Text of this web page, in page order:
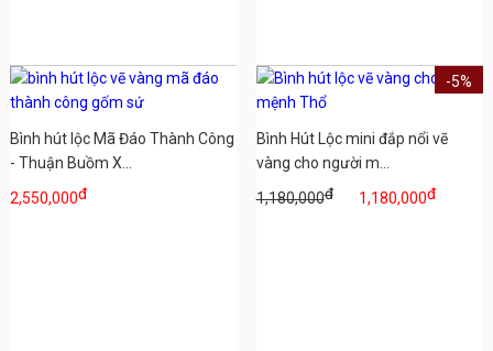
Bình hút lộc Mã Đáo Thành Công
- Thuận Buồm X...
2,550,000đ
Bình Hút Lộc mini đắp nổi vẽ
vàng cho người m...
1,180,000đ 1,180,000đ
-5%